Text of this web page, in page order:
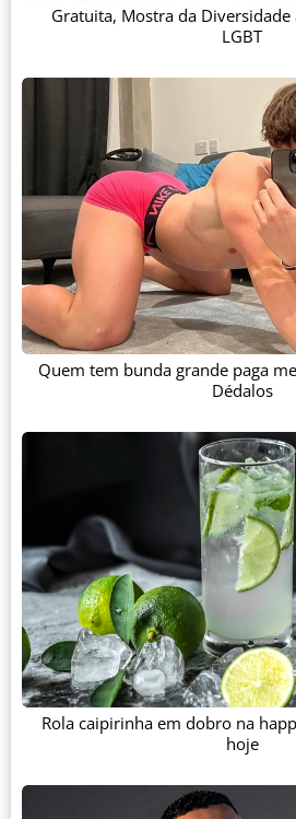
Gratuita, Mostra da
LGBT
Quem tem bunda grande paga
Dédalos
Rola caipirinha em dobro na
hoje